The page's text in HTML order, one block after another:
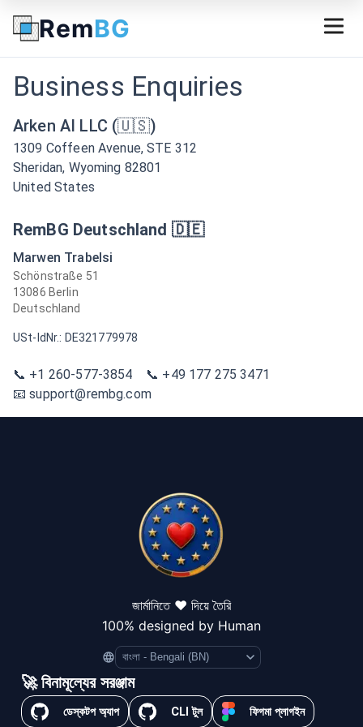
RemBG
Business Enquiries
Arken AI LLC (🇺🇸)
1309 Coffeen Avenue, STE 312
Sheridan, Wyoming 82801
United States
RemBG Deutschland 🇩🇪
Marwen Trabelsi
Schönstraße 51
13086 Berlin
Deutschland
USt-IdNr.: DE321779978
📞 +1 260-577-3854 📞 +49 177 275 3471
📧 support@rembg.com
জার্মানিতে ❤️ দিয়ে তৈরি
100% designed by Human
Language
🚀 বিনামূল্যের সরঞ্জাম
ডেস্কটপ অ্যাপ CLI টুল ফিগমা প্লাগইন